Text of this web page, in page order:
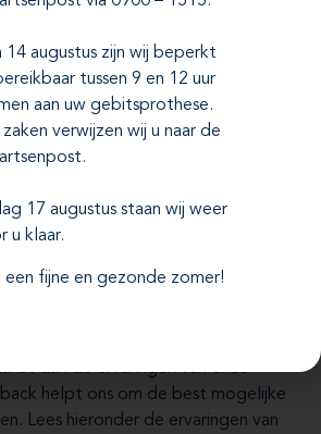
van een implantaat
tandimplantaten mee?
aan de ervaringen van onze
helpt ons om de best mogelijke
Lees hieronder de ervaringen van
14 augustus zijn wij beperkt
tussen 9 en 12 uur
aan uw gebitsprothese.
verwijzen wij u naar de
17 augustus staan wij weer
u klaar.
een fijne en gezonde zomer!